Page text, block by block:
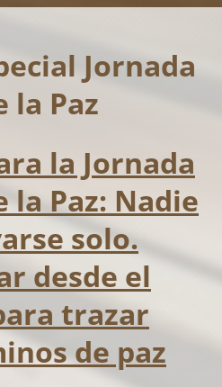
Jornada
la Paz
la Jornada
la Paz: Nadie
solo.
desde el
trazar
de paz